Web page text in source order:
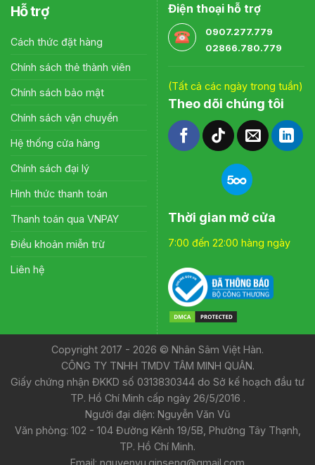
Hỗ trợ
Cách thức đặt hàng
Chính sách thẻ thành viên
Chính sách bảo mật
Chính sách vận chuyển
Hệ thống cửa hàng
Chính sách đại lý
Hình thức thanh toán
Thanh toán qua VNPAY
Điều khoản miễn trừ
Liên hệ
Điện thoại hỗ trợ
0907.277.779
02866.780.779
(Tất cả các ngày trong tuần)
Theo dõi chúng tôi
Thời gian mở cửa
7:00 đến 22:00 hàng ngày
Copyright 2017 - 2026 © Nhân Sâm Việt Hàn.
CÔNG TY TNHH TMDV TÂM MINH QUÂN.
Giấy chứng nhận ĐKKD số 0313830344 do Sở kế hoạch đầu tư
TP. Hồ Chí Minh cấp ngày 26/5/2016 .
Người đại diện: Nguyễn Văn Vũ
Văn phòng: 102 - 104 Đường Kênh 19/5B, Phường Tây Thạnh,
TP. Hồ Chí Minh.